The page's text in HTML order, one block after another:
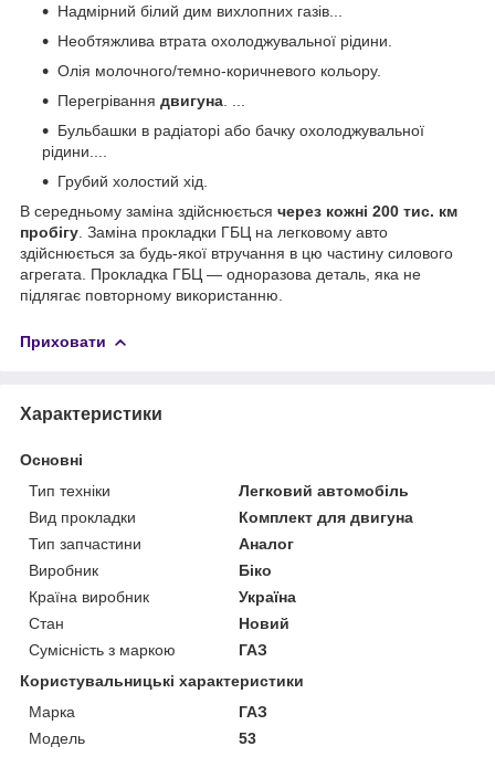
Надмірний білий дим вихлопних газів...
Необтяжлива втрата охолоджувальної рідини.
Олія молочного/темно-коричневого кольору.
Перегрівання двигуна
Бульбашки в радіаторі або бачку охолоджувальної
рідини....
Грубий холостий хід.
В середньому заміна здійснюється через кожні 200 тис. км
пробігу . Заміна прокладки ГБЦ на легковому авто
здійснюється за будь-якої втручання в цю частину силового
агрегата. Прокладка ГБЦ — одноразова деталь, яка не
підлягає повторному використанню.
Приховати
Характеристики
Основні
Тип техніки
Легковий автомобіль
Вид прокладки
Комплект для двигуна
Тип запчастини
Аналог
Виробник
Біко
Країна виробник
Україна
Стан
Новий
Сумісність з маркою
ГАЗ
Користувальницькі характеристики
Марка
ГАЗ
Модель
53